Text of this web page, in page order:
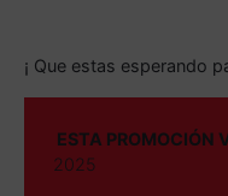
¡ Que estas esperando
ESTA PROMOCIÓN
2025